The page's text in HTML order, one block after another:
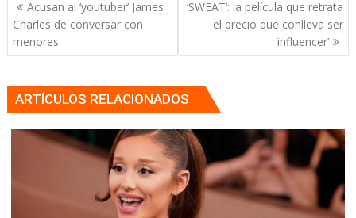
de
entradas
Acusan al ‘youtuber’ James
Charles de conversar con
menores
‘SWEAT’: la película que retrata
el precio que conlleva ser
‘influencer’
ARTÍCULOS RELACIONADOS